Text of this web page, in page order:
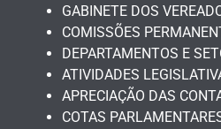
GABINETE DOS
COMISSÕES
DEPARTAMENTOS E
ATIVIDADES
APRECIAÇÃO DAS
COTAS